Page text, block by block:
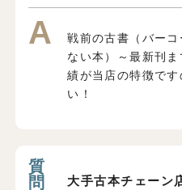
戦前の古書（バー
ない本）～最新刊
績が当店の特徴で
い！
大手古本チェーン